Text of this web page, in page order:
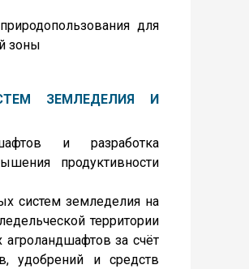
для
зоны
ЗЕМЛЕДЕЛИЯ И
и разработка
продуктивности
систем земледелия на
территории
за счёт
удобрений и средств